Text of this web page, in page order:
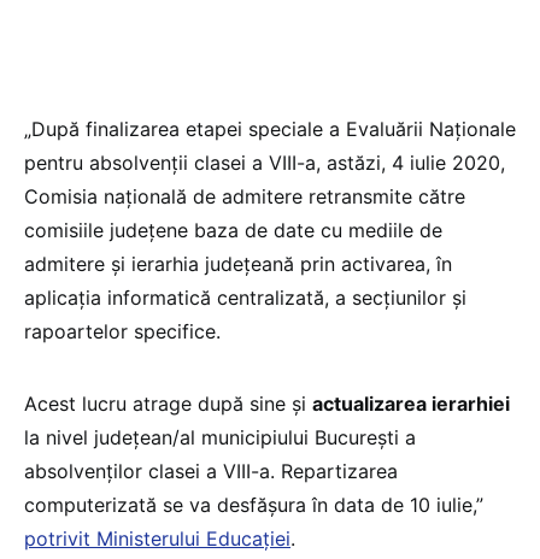
„După finalizarea etapei speciale a Evaluării Naţionale
pentru absolvenţii clasei a VIII-a, astăzi, 4 iulie 2020,
Comisia naţională de admitere retransmite către
comisiile judeţene baza de date cu mediile de
admitere şi ierarhia judeţeană prin activarea, în
aplicaţia informatică centralizată, a secţiunilor şi
rapoartelor specifice.
Acest lucru atrage după sine și actualizarea ierarhiei
la nivel județean/al municipiului București a
absolvenților clasei a VIII-a. Repartizarea
computerizată se va desfășura în data de 10 iulie,”
potrivit Ministerului Educației.